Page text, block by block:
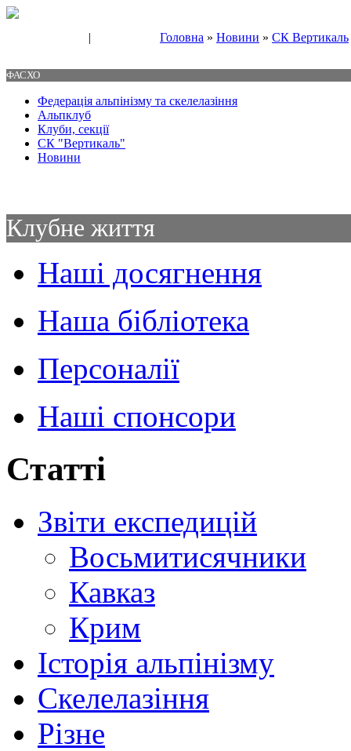
| Головна » Новини » СК Вертикаль
ФАСХО
Федерація альпінізму та скелелазіння
Альпклуб
Клуби, секції
СК "Вертикаль"
Новини
Клубне життя
Наші досягнення
Наша бібліотека
Персоналії
Наші спонсори
Статті
Звіти експедицій
Восьмитисячники
Кавказ
Крим
Історія альпінізму
Скелелазіння
Різне